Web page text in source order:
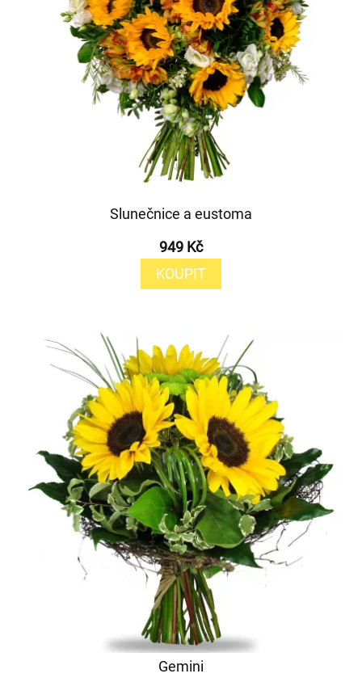
Slunečnice a eustoma
949 Kč
KOUPIT
Gemini